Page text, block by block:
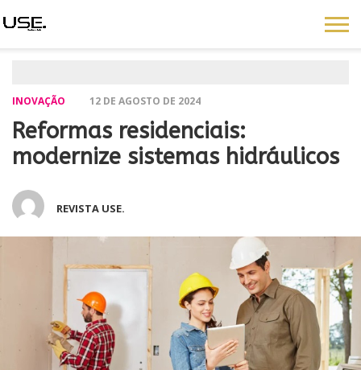
INOVAÇÃO 12 DE AGOSTO DE 2024
Reformas residenciais:
modernize sistemas hidráulicos
REVISTA USE.